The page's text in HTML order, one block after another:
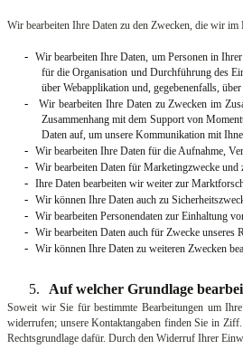
Wir bearbeiten Ihre Daten zu den Zwecken, die wir im
- Wir bearbeiten Ihre Daten, um Personen in
für die Organisation und Durchführung des
über Webapplikation und, gegebenenfalls,
-
Wir bearbeiten Ihre Daten zu Zwecken im
Zusammenhang mit dem Support von
Daten auf, um unsere Kommunikation mit
- Wir bearbeiten Ihre Daten für die Aufnahme,
- Wir bearbeiten Daten für Marketingzwecke und
- Ihre Daten bearbeiten wir weiter zur
- Wir können Ihre Daten auch zu
- Wir bearbeiten Personendaten zur Einhaltung
- Wir bearbeiten Daten auch für Zwecke unseres
- Wir können Ihre Daten zu weiteren Zwecken
5. Auf welcher Grundlage
Soweit wir Sie für bestimmte Bearbeitungen um
widerrufen; unsere Kontaktangaben finden Sie in
Rechtsgrundlage dafür. Durch den Widerruf Ihrer